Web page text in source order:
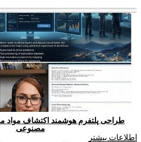
طراحی پلتفرم هوشمند اکتشاف مواد
مصنوعی
اطلاعات بیشتر